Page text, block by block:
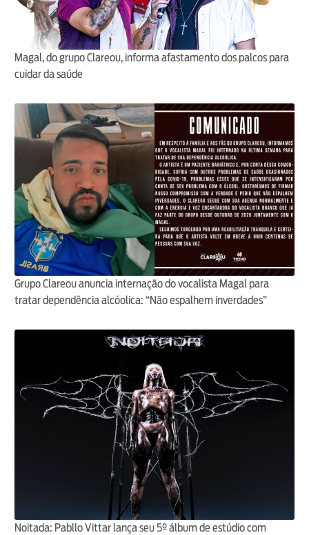
Magal, do grupo Clareou, informa afastamento dos palcos para
cuidar da saúde
Grupo Clareou anuncia internação do vocalista Magal para
tratar dependência alcóolica: “Não espalhem inverdades”
Noitada: Pabllo Vittar lança seu 5º álbum de estúdio com